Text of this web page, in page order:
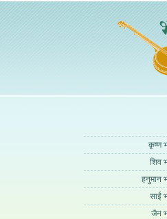
कृष्ण
शिव
हनुमान
साईं
जैन